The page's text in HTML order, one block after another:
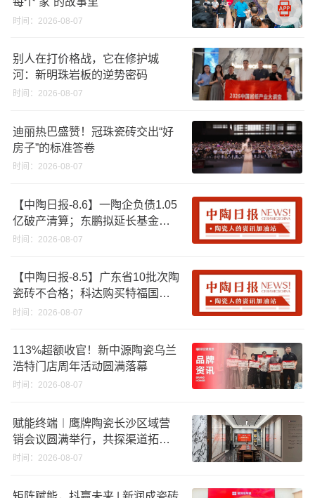
时间：2026-08-07
别人在打价格战，它在修护城
河：新明珠岩板的逆势密码
时间：2026-08-07
迪丽热巴盛赞！冠珠瓷砖交出“好
房子”的标准答卷
时间：2026-08-07
【中陶日报-8.6】一陶企负债1.05
亿破产清算；东鹏拟延长基金投
资期限；工信部开展建陶行业能
时间：2026-08-07
【中陶日报-8.5】广东省10批次陶
瓷砖不合格；科达购买特福国际
股份申请未通过；蒙娜丽莎5千万
破18亿元
时间：2026-08-07
113%超额收官！新中源陶瓷乌兰
浩特门店周年活动圆满落幕
时间：2026-08-07
赋能终端︱鹰牌陶瓷长沙区域营
销会议圆满举行，共探渠道拓展
与门店升级新路径
时间：2026-08-07